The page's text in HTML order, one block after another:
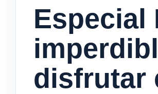
Especial
disfrutar